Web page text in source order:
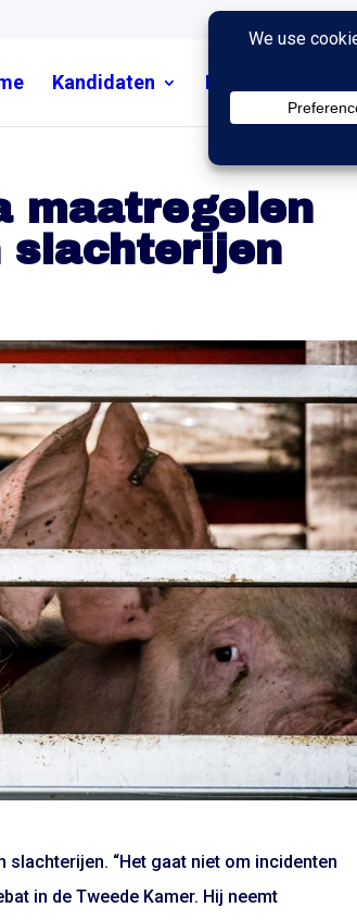
Kandidaten Nieuws
maatregelen
slachterijen
“Het gaat niet om incidenten
in de Tweede Kamer. Hij neemt